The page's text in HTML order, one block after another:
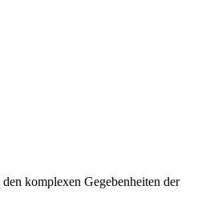
komplexen Gegebenheiten der